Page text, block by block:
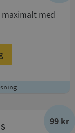
maximalt med
99 kr